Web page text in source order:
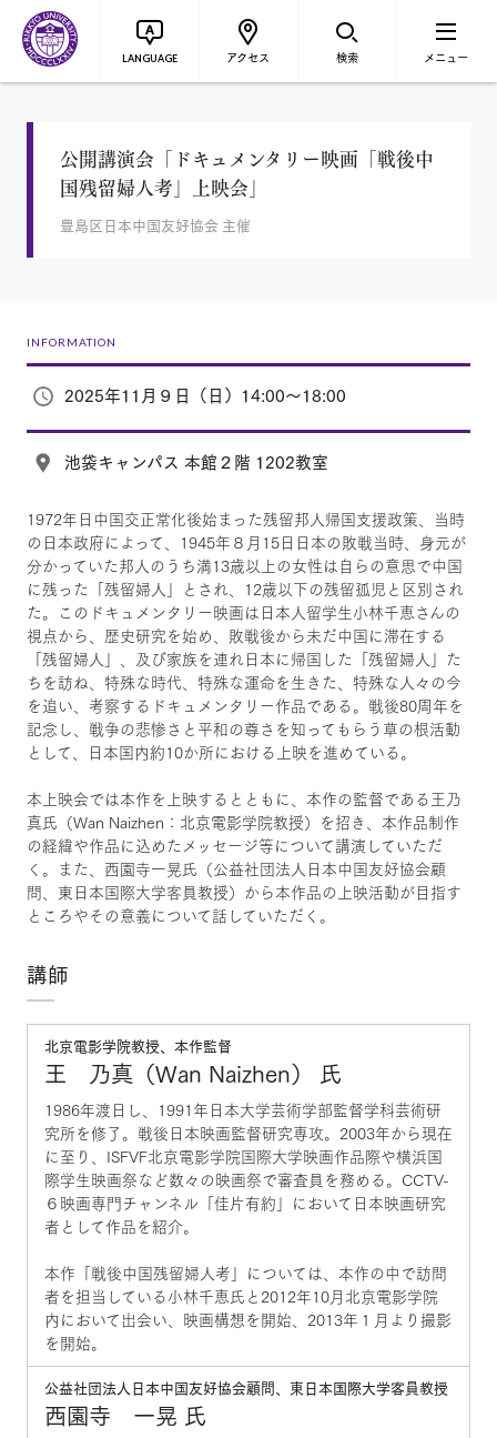
LANGUAGE アクセス 検索 メニュー
公開講演会「ドキュメンタリー映画「戦後中
国残留婦人考」上映会」
豊島区日本中国友好協会 主催
INFORMATION
2025年11月９日（日）14:00〜18:00
池袋キャンパス 本館２階 1202教室
1972年日中国交正常化後始まった残留邦人帰国支援政策、当時
の日本政府によって、1945年８月15日日本の敗戦当時、身元が
分かっていた邦人のうち満13歳以上の女性は自らの意思で中国
に残った「残留婦人」とされ、12歳以下の残留孤児と区別され
た。このドキュメンタリー映画は日本人留学生小林千恵さんの
視点から、歴史研究を始め、敗戦後から未だ中国に滞在する
「残留婦人」、及び家族を連れ日本に帰国した「残留婦人」た
ちを訪ね、特殊な時代、特殊な運命を生きた、特殊な人々の今
を追い、考察するドキュメンタリー作品である。戦後80周年を
記念し、戦争の悲惨さと平和の尊さを知ってもらう草の根活動
として、日本国内約10か所における上映を進めている。
本上映会では本作を上映するとともに、本作の監督である王乃
真氏（Wan Naizhen：北京電影学院教授）を招き、本作品制作
の経緯や作品に込めたメッセージ等について講演していただ
く。また、西園寺一晃氏（公益社団法人日本中国友好協会顧
問、東日本国際大学客員教授）から本作品の上映活動が目指す
ところやその意義について話していただく。
講師
北京電影学院教授、本作監督
王 乃真（Wan Naizhen） 氏
1986年渡日し、1991年日本大学芸術学部監督学科芸術研
究所を修了。戦後日本映画監督研究専攻。2003年から現在
に至り、ISFVF北京電影学院国際大学映画作品際や横浜国
際学生映画祭など数々の映画祭で審査員を務める。CCTV-
６映画専門チャンネル「佳片有約」において日本映画研究
者として作品を紹介。
本作「戦後中国残留婦人考」については、本作の中で訪問
者を担当している小林千恵氏と2012年10月北京電影学院
内において出会い、映画構想を開始、2013年１月より撮影
を開始。
公益社団法人日本中国友好協会顧問、東日本国際大学客員教授
西園寺 一晃 氏